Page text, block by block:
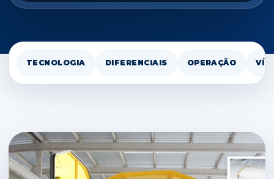
TECNOLOGIA DIFERENCIAIS OPERAÇÃO